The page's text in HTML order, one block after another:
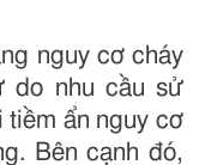
nguy cơ cháy
do nhu cầu sử
tiềm ẩn nguy cơ
Bên cạnh đó,